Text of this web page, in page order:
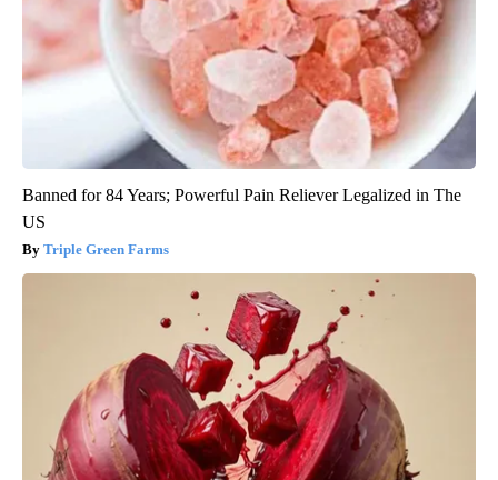
Banned for 84 Years; Powerful Pain Reliever Legalized in The
US
Triple Green Farms